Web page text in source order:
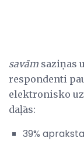
savām saziņas
respondenti
elektronisko
daļās:
39%